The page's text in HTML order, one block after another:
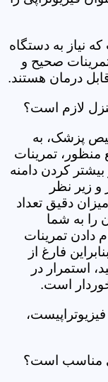
نیاز به دستگاه
صحیح و
درمان هستند.
لازم است؟
پزشک، به
منظور، تمرینات
کردن دامنه
زیر نظر
دقیق تعداد
را به شما
دادن تمرینات
فارغ از
استمرار در
است.
مناسب است؟